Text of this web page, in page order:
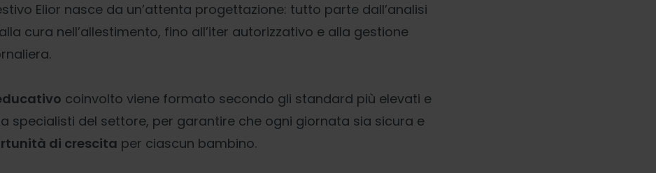
Elior nasce da un’attenta progettazione: tutto parte dall’analisi
cura nell’allestimento, fino all’iter autorizzativo e alla gestione
coinvolto viene formato secondo gli standard più elevati e
specialisti del settore, per garantire che ogni giornata sia sicura e
di crescita per ciascun bambino.